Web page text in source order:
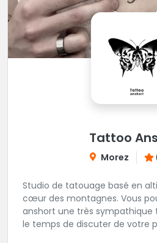
Tattoo
Morez
Studio de tatouage basé en
cœur des montagnes. Vous
anshort une très sympathique
le temps de discuter de votre